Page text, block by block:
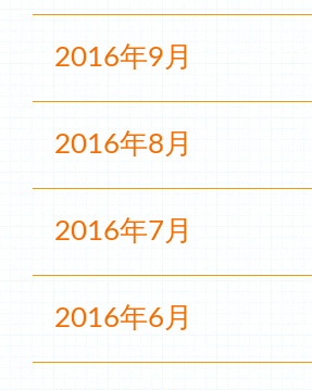
2016年9月
2016年8月
2016年7月
2016年6月